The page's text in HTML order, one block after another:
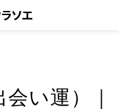
い運）｜